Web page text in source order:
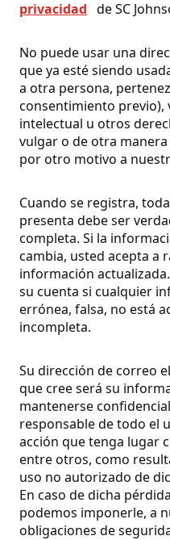
privacidad de SC
No puede usar una
que ya esté siendo
a otra persona,
consentimiento previo),
intelectual u otros
vulgar o de otra
por otro motivo a
Cuando se registra,
presenta debe ser
completa. Si la
cambia, usted acepta a
información
su cuenta si cualquier
errónea, falsa, no está
incompleta.
Su dirección de correo
que cree será su
mantenerse
responsable de todo el
acción que tenga lugar
entre otros, como
uso no autorizado de
En caso de dicha
podemos imponerle, a
obligaciones de